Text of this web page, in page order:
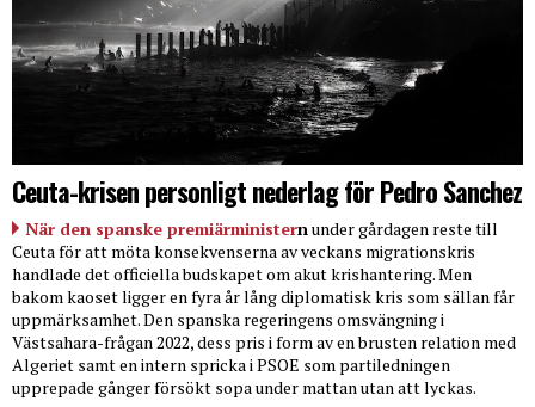
Ceuta-krisen personligt nederlag för Pedro Sanchez
När den spanske premiärministern under gårdagen reste till
Ceuta för att möta konsekvenserna av veckans migrationskris
handlade det officiella budskapet om akut krishantering. Men
bakom kaoset ligger en fyra år lång diplomatisk kris som sällan får
uppmärksamhet. Den spanska regeringens omsvängning i
Västsahara-frågan 2022, dess pris i form av en brusten relation med
Algeriet samt en intern spricka i PSOE som partiledningen
upprepade gånger försökt sopa under mattan utan att lyckas.